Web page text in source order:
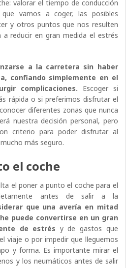
valorar el tiempo de conducción
vamos a coger, las posibles
y otros puntos que nos resulten
reducir en gran medida el estrés
a la carretera sin haber
confiando simplemente en el
complicaciones. Escoger si
rápida o si preferimos disfrutar el
diferentes zonas que nunca
nuestra decisión personal, pero
criterio para poder disfrutar al
más seguro.
el coche
el poner a punto el coche para el
antes de salir a la
que una avería en mitad
puede convertirse en un gran
de estrés y de gastos que
viaje o por impedir que lleguemos
y forma. Es importante mirar el
y los neumáticos antes de salir